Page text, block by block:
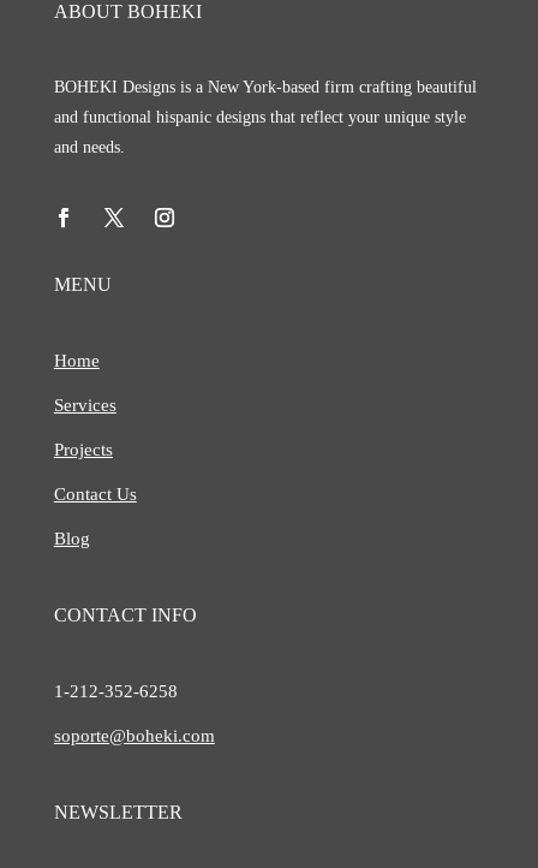
ABOUT BOHEKI
BOHEKI Designs is a New York-based firm crafting beautiful
and functional hispanic designs that reflect your unique style
and needs.
MENU
Home
Services
Projects
Contact Us
Blog
CONTACT INFO
1-212-352-6258
soporte@boheki.com
NEWSLETTER